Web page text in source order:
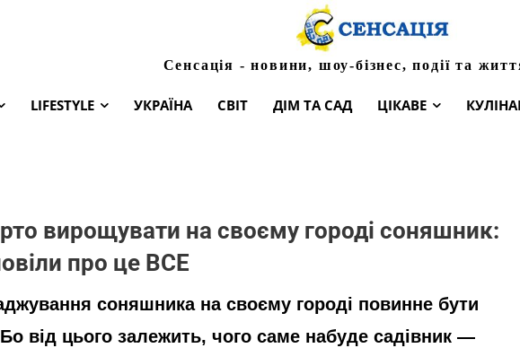
Сенсація - новини, шоу-бізнес, події та
LIFESTYLE УКРАЇНА СВІТ ДІМ ТА САД ЦІКАВЕ
вирощувати на своєму городі соняшник:
про це ВСЕ
соняшника на своєму городі повинне бути
від цього залежить, чого саме набуде садівник —